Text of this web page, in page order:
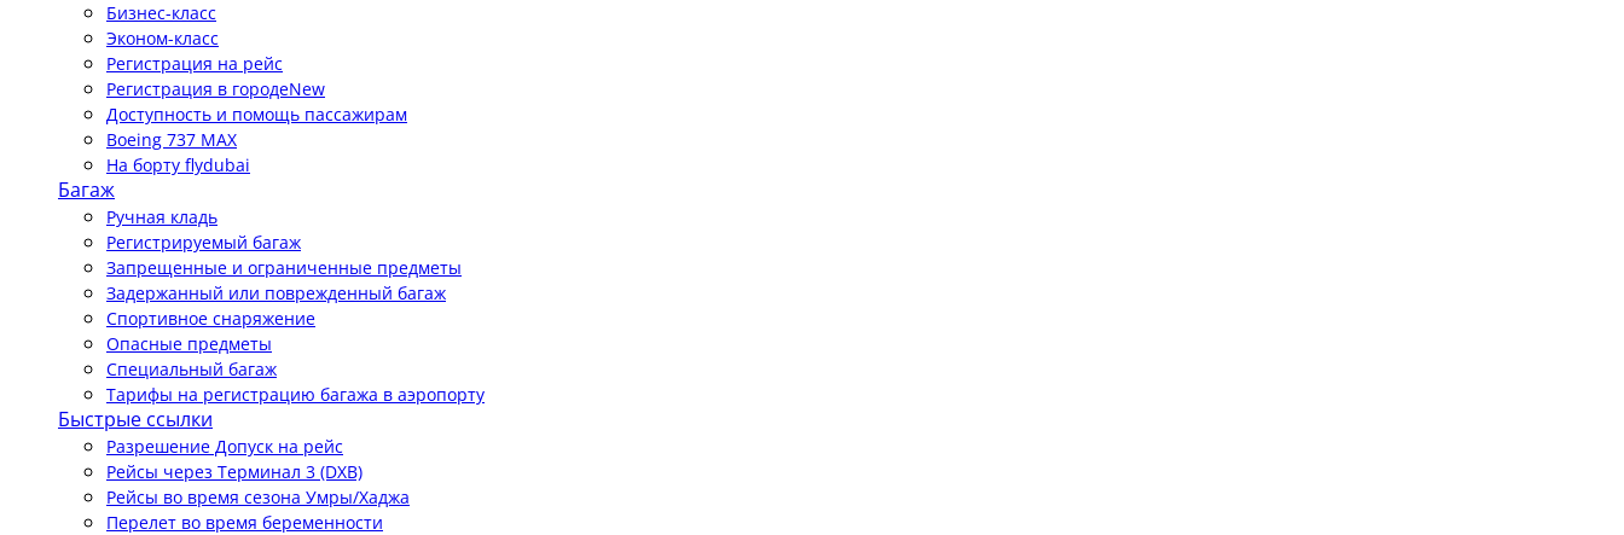
Бизнес-класс
Эконом-класс
Регистрация на рейс
Регистрация в городеNew
Доступность и помощь пассажирам
Boeing 737 MAX
На борту flydubai
Багаж
Ручная кладь
Регистрируемый багаж
Запрещенные и ограниченные предметы
Задержанный или поврежденный багаж
Спортивное снаряжение
Опасные предметы
Специальный багаж
Тарифы на регистрацию багажа в аэропорту
Быстрые ссылки
Разрешение Допуск на рейс
Рейсы через Терминал 3 (DXB)
Рейсы во время сезона Умры/Хаджа
Перелет во время беременности